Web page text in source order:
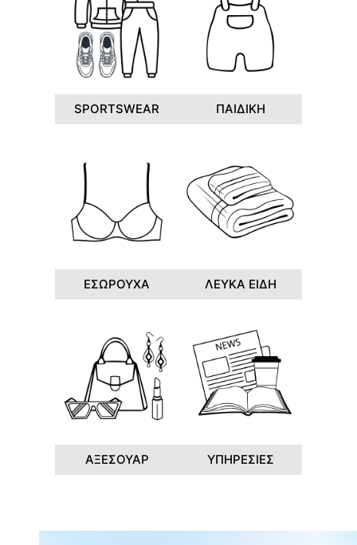
SPORTSWEAR ΠΑΙΔΙΚΗ
ΕΣΩΡΟΥΧΑ ΛΕΥΚΑ ΕΙΔΗ
ΑΞΕΣΟΥΑΡ ΥΠΗΡΕΣΙΕΣ